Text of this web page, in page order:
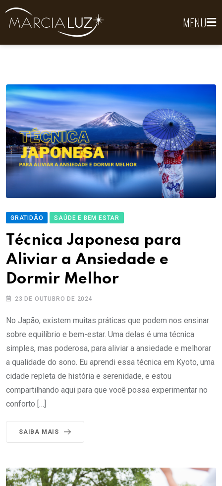
MENU
GRATIDÃO SAÚDE E BEM ESTAR
Técnica Japonesa para
Aliviar a Ansiedade e
Dormir Melhor
23 DE OUTUBRO DE 2024
No Japão, existem muitas práticas que podem nos ensinar
sobre equilíbrio e bem-estar. Uma delas é uma técnica
simples, mas poderosa, para aliviar a ansiedade e melhorar
a qualidade do sono. Eu aprendi essa técnica em Kyoto, uma
cidade repleta de história e serenidade, e estou
compartilhando aqui para que você possa experimentar no
conforto […]
SAIBA MAIS